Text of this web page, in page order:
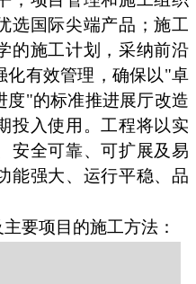
选国际尖端产品；施工
的施工计划，采纳前沿
化有效管理，确保以"卓
度"的标准推进展厅改造
投入使用。工程将以实
安全可靠、可扩展及易
能强大、运行平稳、品
要项目的施工方法：